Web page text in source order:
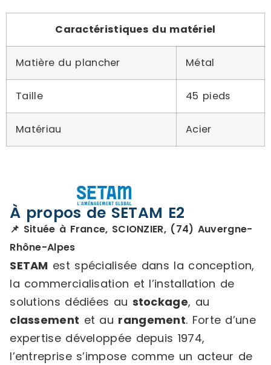
Caractéristiques du matériel
Matière du plancher Métal
Taille 45 pieds
Matériau Acier
À propos de SETAM E2
📌 Située à France, SCIONZIER, (74) Auvergne-
Rhône-Alpes
SETAM est spécialisée dans la conception,
la commercialisation et l’installation de
solutions dédiées au stockage, au
classement et au rangement. Forte d’une
expertise développée depuis 1974,
l’entreprise s’impose comme un acteur de